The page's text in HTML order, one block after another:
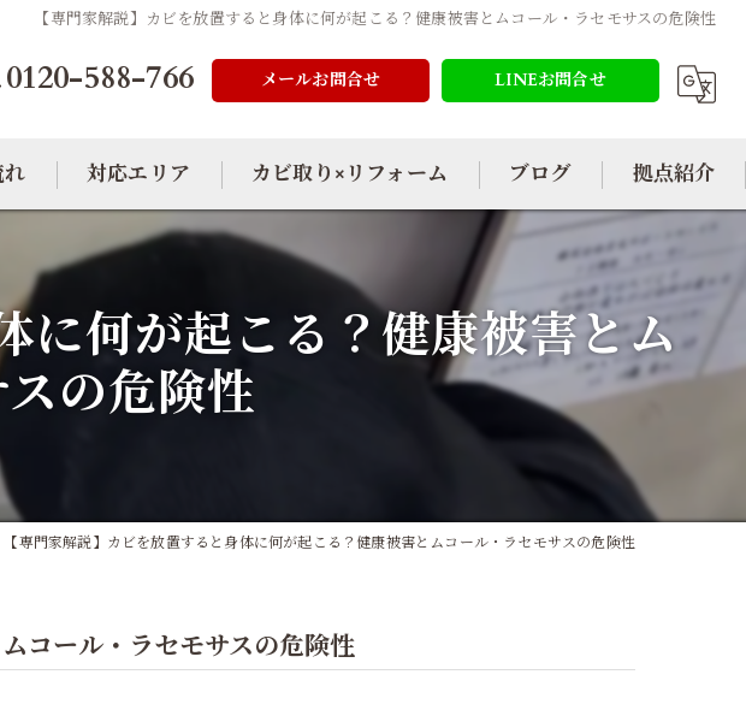
【専門家解説】カビを放置すると身体に何が起こる？健康被害とムコール・ラセモサスの危険性
0120-588-766 メールお問合せ LINEお問合せ
対応エリア
大阪のカビ取り
東京のカビ取り
愛知のカビ取り
カビ取り×リフォーム ブログ 拠点紹介
に何が起こる？健康被害とム
の危険性
【専門家解説】カビを放置すると身体に何が起こる？健康被害とムコール・ラセモサスの危険性
コール・ラセモサスの危険性